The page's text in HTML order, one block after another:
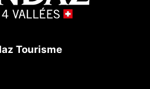
Tourisme